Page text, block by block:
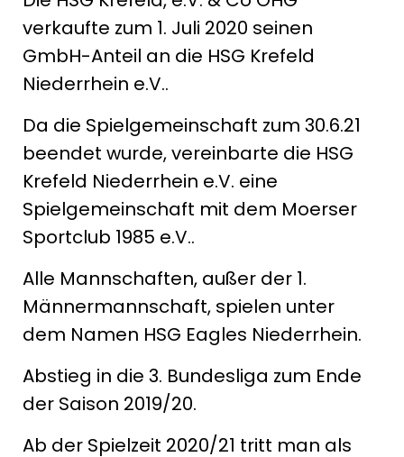
verkaufte zum 1. Juli 2020 seinen
GmbH-Anteil an die HSG Krefeld
Niederrhein e.V..
Da die Spielgemeinschaft zum 30.6.21
beendet wurde, vereinbarte die HSG
Krefeld Niederrhein e.V. eine
Spielgemeinschaft mit dem Moerser
Sportclub 1985 e.V..
Alle Mannschaften, außer der 1.
Männermannschaft, spielen unter
dem Namen HSG Eagles Niederrhein.
Abstieg in die 3. Bundesliga zum Ende
der Saison 2019/20.
Ab der Spielzeit 2020/21 tritt man als